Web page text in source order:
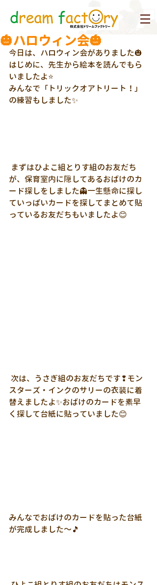
🎃ハロウィン会🎃
今日は、ハロウィン会がありました🎃
はじめに、先生から絵本を読んでもら
いましたよ⭐
みんなで「トリックオアトリート！」
の練習もしました✨
が、保育室内に隠してあるおばけのカ
ード探しをしました👻一生懸命に探し
ていっぱいカードを探してまとめて貼
っているお友だちもいましたよ😊
スターズ・インクのサリーの衣装に着
替えましたよ✨おばけのカードを素早
く探して台紙に貼っていました😊
みんなでおばけのカードを貼った台紙
が完成しました～🎵